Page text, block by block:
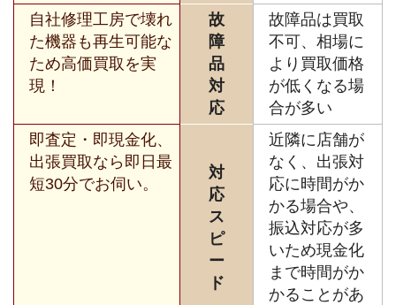
自社修理工房で壊れ
た機器も再生可能な
ため高価買取を実
現！
故
障
品
対
応
故障品は買取
不可、相場に
より買取価格
が低くなる場
合が多い
即査定・即現金化、
出張買取なら即日最
短30分でお伺い。
対
応
ス
ピ
ー
ド
近隣に店舗が
なく、出張対
応に時間がか
かる場合や、
振込対応が多
いため現金化
まで時間がか
かることがあ